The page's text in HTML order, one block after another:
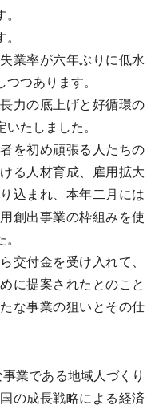
業率が六年ぶりに低水
つあります。
力の底上げと好循環の
たしました。
を初め頑張る人たちの
る人材育成、雇用拡大
込まれ、本年二月には
創出事業の枠組みを使
交付金を受け入れて、
に提案されたとのこと
な事業の狙いとその仕
業である地域人づくり
の成長戦略による経済